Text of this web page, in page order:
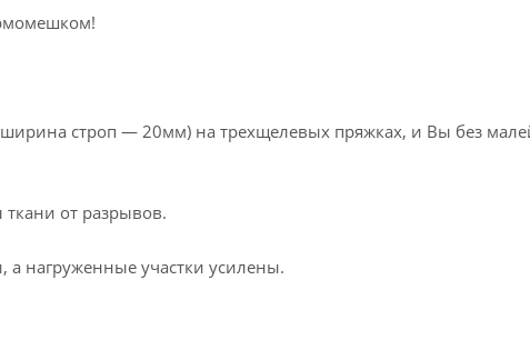
строп — 20мм) на трехщелевых пряжках, и Вы без
от разрывов.
а нагруженные участки усилены.